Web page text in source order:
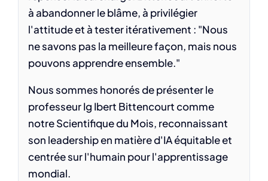
à abandonner le blâme, à privilégier
l'attitude et à tester itérativement : "Nous
ne savons pas la meilleure façon, mais nous
pouvons apprendre ensemble."
Nous sommes honorés de présenter le
professeur Ig Ibert Bittencourt comme
notre Scientifique du Mois, reconnaissant
son leadership en matière d'IA équitable et
centrée sur l'humain pour l'apprentissage
mondial.